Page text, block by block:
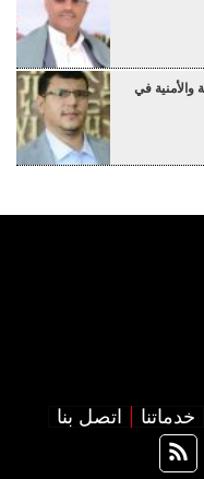
والأمنية في
خدماتنا اتصل بنا